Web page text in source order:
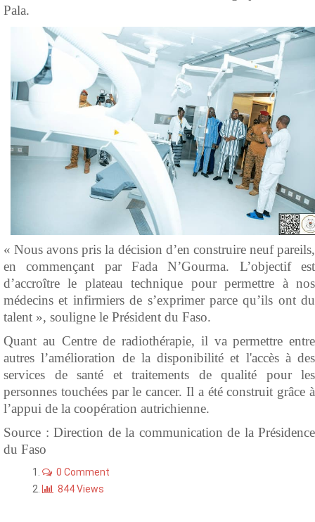
Pala.
« Nous avons pris la décision d’en construire neuf pareils,
en commençant par Fada N’Gourma. L’objectif est
d’accroître le plateau technique pour permettre à nos
médecins et infirmiers de s’exprimer parce qu’ils ont du
talent », souligne le Président du Faso.
Quant au Centre de radiothérapie, il va permettre entre
autres l’amélioration de la disponibilité et l'accès à des
services de santé et traitements de qualité pour les
personnes touchées par le cancer. Il a été construit grâce à
l’appui de la coopération autrichienne.
Source : Direction de la communication de la Présidence
du Faso
0 Comment
844 Views